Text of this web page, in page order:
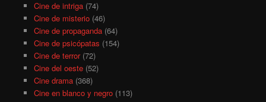
Cine de intriga(74)
Cine de misterio(46)
Cine de propaganda(64)
Cine de psicópatas (154)
Cine de terror(72)
Cine del oeste(52)
Cine drama(368)
Cine en blanco y negro(113)